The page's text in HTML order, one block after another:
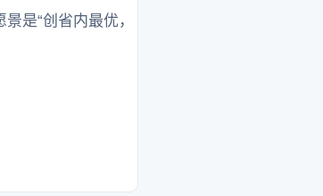
是“创省内最优，